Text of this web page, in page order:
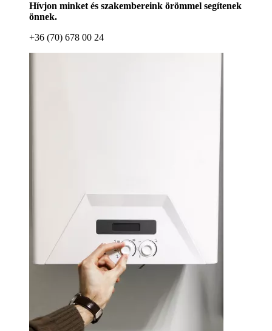
Hívjon minket és szakembereink örömmel segítenek
önnek.
+36 (70) 678 00 24